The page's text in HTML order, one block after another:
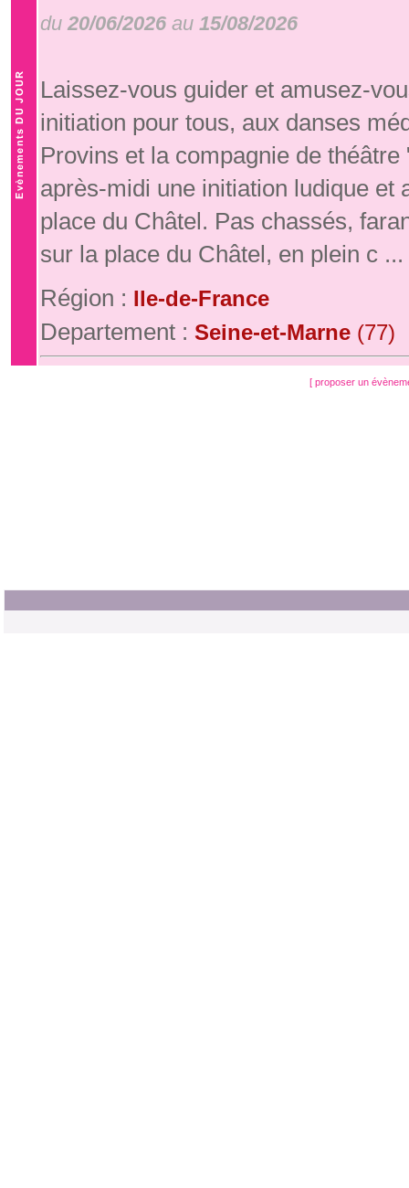
du 20/06/2026 au 15/08/2026
Laissez-vous guider et amusez-
initiation pour tous, aux danses
Provins et la compagnie de
après-midi une initiation ludique et
place du Châtel. Pas chassés,
sur la place du Châtel, en plein c ...
Région : Ile-de-France
Departement : Seine-et-Marne (77)
[ proposer un